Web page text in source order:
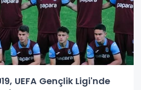
UEFA Gençlik Ligi'nde